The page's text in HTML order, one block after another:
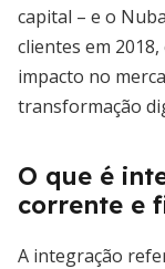
capital – e o
clientes em
impacto no
transformação
O que é
corrente e
A integração